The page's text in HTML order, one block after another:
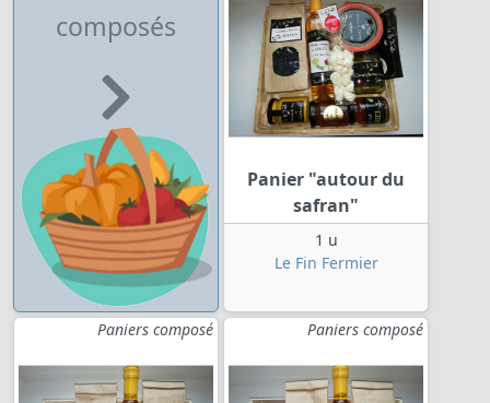
composés
Panier "autour du
safran"
1 u
Le Fin Fermier
Paniers composé Paniers composé